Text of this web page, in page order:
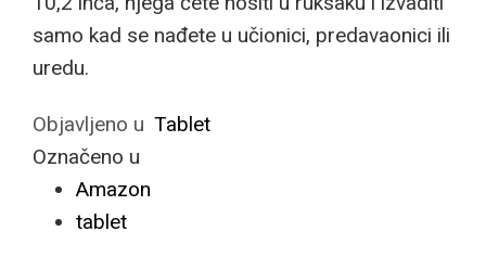
samo kad se nađete u učionici, predavaonici ili
uredu.
Objavljeno u Tablet
Označeno u
Amazon
tablet